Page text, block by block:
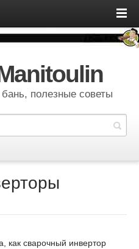
полезные советы
как сварочный инвертор